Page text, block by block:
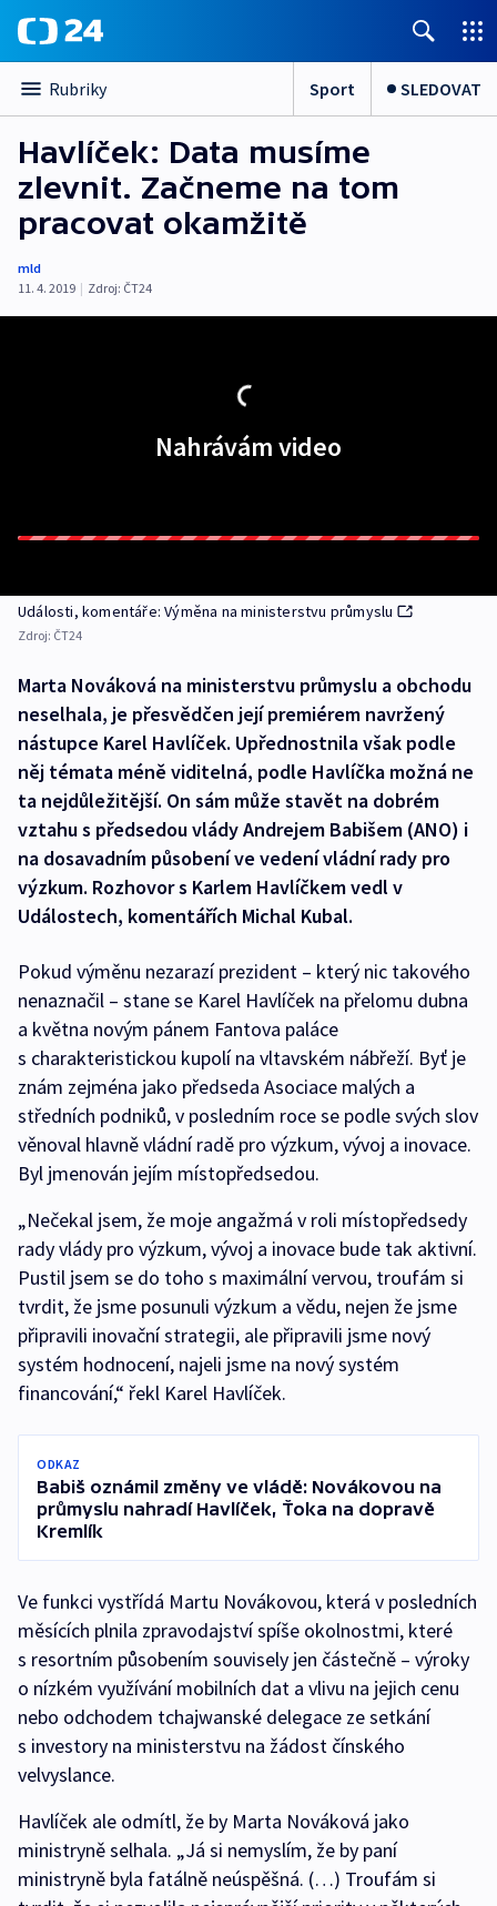
Rubriky Sport SLEDOVAT
Havlíček: Data musíme
zlevnit. Začneme na tom
pracovat okamžitě
mld
11. 4. 2019 | Zdroj: ČT24
Nahrávám video
Události, komentáře: Výměna na ministerstvu průmyslu
Zdroj: ČT24
Marta Nováková na ministerstvu průmyslu a obchodu
neselhala, je přesvědčen její premiérem navržený
nástupce Karel Havlíček. Upřednostnila však podle
něj témata méně viditelná, podle Havlíčka možná ne
ta nejdůležitější. On sám může stavět na dobrém
vztahu s předsedou vlády Andrejem Babišem (ANO) i
na dosavadním působení ve vedení vládní rady pro
výzkum. Rozhovor s Karlem Havlíčkem vedl v
Událostech, komentářích Michal Kubal.
Pokud výměnu nezarazí prezident – který nic takového
nenaznačil – stane se Karel Havlíček na přelomu dubna
a května novým pánem Fantova paláce
s charakteristickou kupolí na vltavském nábřeží. Byť je
znám zejména jako předseda Asociace malých a
středních podniků, v posledním roce se podle svých slov
věnoval hlavně vládní radě pro výzkum, vývoj a inovace.
Byl jmenován jejím místopředsedou.
„Nečekal jsem, že moje angažmá v roli místopředsedy
rady vlády pro výzkum, vývoj a inovace bude tak aktivní.
Pustil jsem se do toho s maximální vervou, troufám si
tvrdit, že jsme posunuli výzkum a vědu, nejen že jsme
připravili inovační strategii, ale připravili jsme nový
systém hodnocení, najeli jsme na nový systém
financování,“ řekl Karel Havlíček.
ODKAZ
Babiš oznámil změny ve vládě: Novákovou na
průmyslu nahradí Havlíček, Ťoka na dopravě
Kremlík
Ve funkci vystřídá Martu Novákovou, která v posledních
měsících plnila zpravodajství spíše okolnostmi, které
s resortním působením souvisely jen částečně – výroky
o nízkém využívání mobilních dat a vlivu na jejich cenu
nebo odchodem tchajwanské delegace ze setkání
s investory na ministerstvu na žádost čínského
velvyslance.
Havlíček ale odmítl, že by Marta Nováková jako
ministryně selhala. „Já si nemyslím, že by paní
ministryně byla fatálně neúspěšná. (…) Troufám si